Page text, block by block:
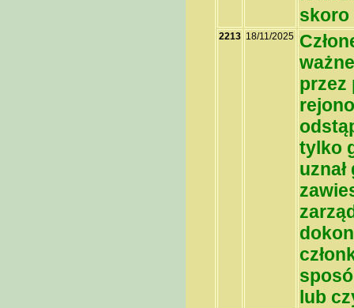
skoro
2213 18/11/2025
przez
tylko
lub